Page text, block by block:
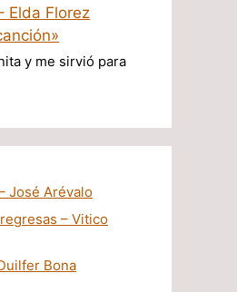
Elda Florez
y me sirvió para
José Arévalo
– Vitico
Bona